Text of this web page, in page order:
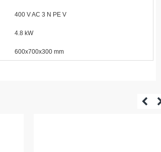
400 V AC 3 N PE V
4.8 kW
600x700x300 mm